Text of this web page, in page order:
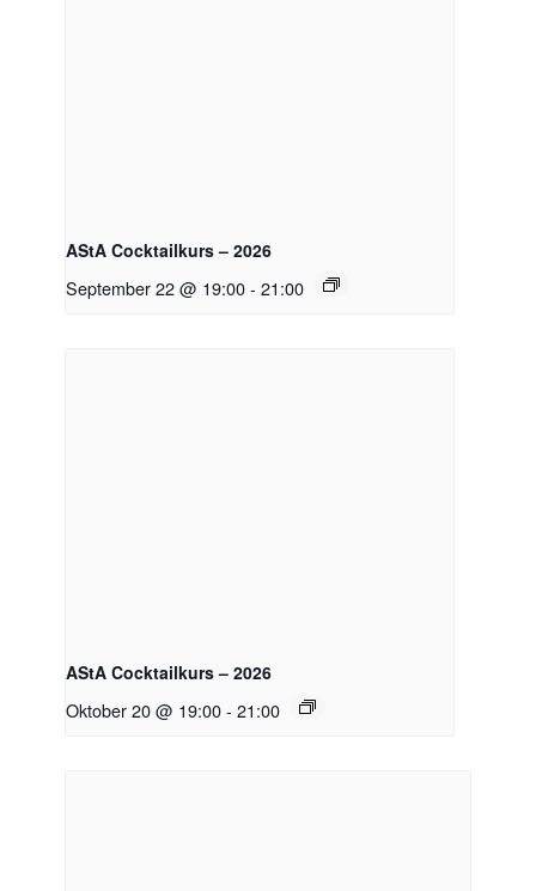
AStA Cocktailkurs – 2026
September 22 @ 19:00- 21:00
AStA Cocktailkurs – 2026
Oktober 20 @ 19:00- 21:00